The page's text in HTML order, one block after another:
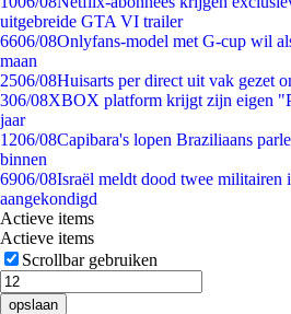
uitgebreide GTA VI trailer
6606/08Onlyfans-model met G-cup wil
maan
2506/08Huisarts per direct uit vak gezet
306/08XBOX platform krijgt zijn eigen
jaar
1206/08Capibara's lopen Braziliaans
binnen
6906/08Israël meldt dood twee
aangekondigd
Actieve items
Actieve items
Scrollbar gebruiken
opslaan